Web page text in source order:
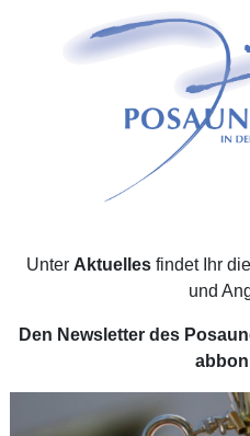
Unter Aktuellesfindet Ihr
und
Den Newsletter des